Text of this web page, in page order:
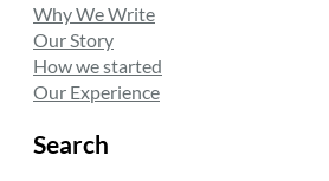
Why We Write
Our Story
How we started
Our Experience
Search